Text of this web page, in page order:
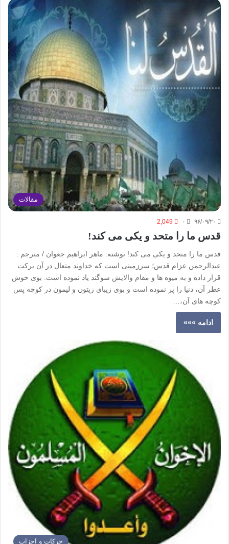
مقالات
۹۶/۰۹/۲۰ ۰ 2,049
قدس ما را متحد و یکی می کند!
قدس ما را متحد و یکی می کند! نوشته: ماهر ابراهیم جعوان / مترجم :
عبدالرحمن عزام قدس؛ سرزمینی است که خداوند متعال در آن برکت
قرار داده و به میوه ها و مقام والایش سوگند یاد نموده است. بوی خوش
عطر آن، دنیا را پر نموده است و بوی زیبای زیتون و لیمون در کوچه پس
کوچه های آن،…
ادامه »»»
حركات و احزاب